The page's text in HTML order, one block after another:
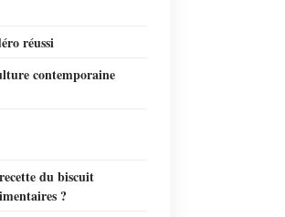
réussi
contemporaine
du biscuit
?